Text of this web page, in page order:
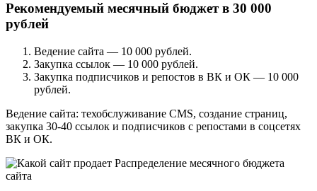
Рекомендуемый месячный бюджет в 30 000
рублей
Ведение сайта — 10 000 рублей.
Закупка ссылок — 10 000 рублей.
Закупка подписчиков и репостов в ВК и ОК — 10 000
рублей.
Ведение сайта: техобслуживание CMS, создание страниц,
закупка 30-40 ссылок и подписчиков с репостами в соцсетях
ВК и ОК.